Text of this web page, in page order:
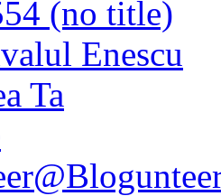
(no title)
Enescu
Ta